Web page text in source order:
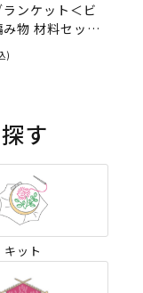
ンケット＜ビ
物 材料セッ
)
す
キット